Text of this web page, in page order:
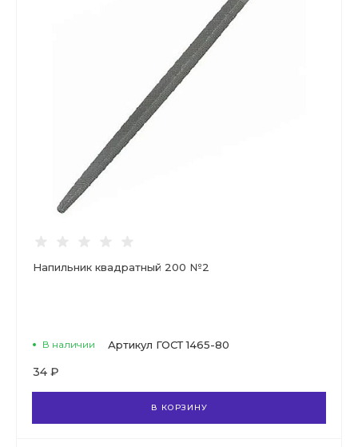
Напильник квадратный 200 №2
В наличии Артикул ГОСТ 1465-80
34 ₽
В КОРЗИНУ